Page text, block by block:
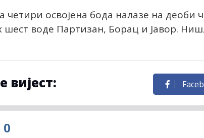
четири освојена бода налазе на деоби
шест воде Партизан, Борац и Јавор.
вијест:
0